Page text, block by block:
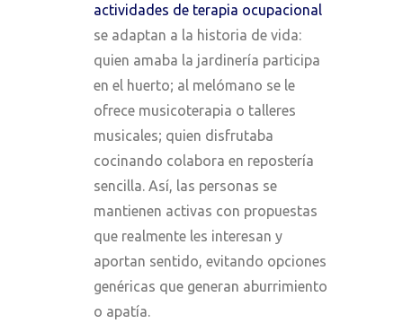
actividades de terapia ocupacional
se adaptan a la historia de vida:
quien amaba la jardinería participa
en el huerto; al melómano se le
ofrece musicoterapia o talleres
musicales; quien disfrutaba
cocinando colabora en repostería
sencilla. Así, las personas se
mantienen activas con propuestas
que realmente les interesan y
aportan sentido, evitando opciones
genéricas que generan aburrimiento
o apatía.